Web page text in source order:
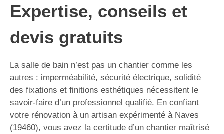
Expertise, conseils et
devis gratuits
La salle de bain n’est pas un chantier comme les
autres : imperméabilité, sécurité électrique, solidité
des fixations et finitions esthétiques nécessitent le
savoir-faire d’un professionnel qualifié. En confiant
votre rénovation à un artisan expérimenté à Naves
(19460), vous avez la certitude d’un chantier maîtrisé